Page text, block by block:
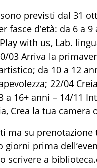
previsti dal 31
fasce d’età: da 6 a
with us, Lab.
03 Arriva la
da 10 a 12
22/04
16+ anni – 14/11
Crea la tua camera
ma su
prima
scrivere a